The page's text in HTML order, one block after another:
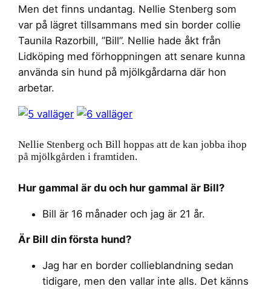
Men det finns undantag. Nellie Stenberg som
var på lägret tillsammans med sin border collie
Taunila Razorbill, ”Bill”. Nellie hade åkt från
Lidköping med förhoppningen att senare kunna
använda sin hund på mjölkgårdarna där hon
arbetar.
Nellie Stenberg och Bill hoppas att de kan jobba ihop
på mjölkgården i framtiden.
Hur gammal är du och hur gammal är Bill?
Bill är 16 månader och jag är 21 år.
Är Bill din första hund?
Jag har en border collieblandning sedan
tidigare, men den vallar inte alls. Det känns